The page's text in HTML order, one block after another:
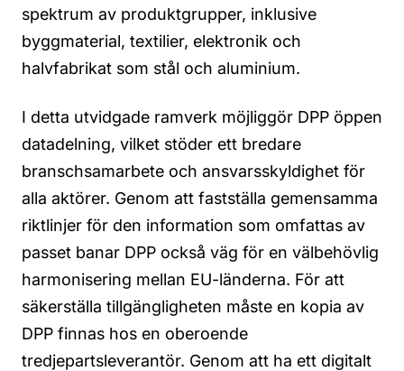
spektrum av produktgrupper, inklusive
byggmaterial, textilier, elektronik och
halvfabrikat som stål och aluminium.
I detta utvidgade ramverk möjliggör DPP öppen
datadelning, vilket stöder ett bredare
branschsamarbete och ansvarsskyldighet för
alla aktörer. Genom att fastställa gemensamma
riktlinjer för den information som omfattas av
passet banar DPP också väg för en välbehövlig
harmonisering mellan EU-länderna. För att
säkerställa tillgängligheten måste en kopia av
DPP finnas hos en oberoende
tredjepartsleverantör. Genom att ha ett digitalt